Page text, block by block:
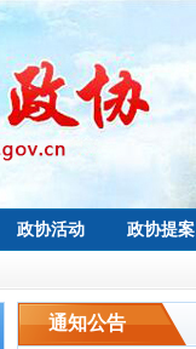
政协活动 政协提案
通知公告